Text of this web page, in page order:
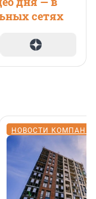
сетях
НОВОСТИ